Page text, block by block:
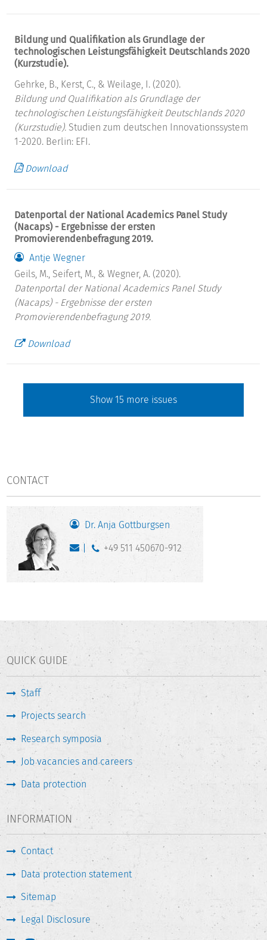
Bildung und Qualifikation als Grundlage der
technologischen Leistungsfähigkeit Deutschlands 2020
(Kurzstudie).
Gehrke, B., Kerst, C., & Weilage, I. (2020).
Bildung und Qualifikation als Grundlage der
technologischen Leistungsfähigkeit Deutschlands 2020
(Kurzstudie). Studien zum deutschen Innovationssystem
1-2020. Berlin: EFI.
Download
Datenportal der National Academics Panel Study
(Nacaps) - Ergebnisse der ersten
Promovierendenbefragung 2019.
Antje Wegner
Geils, M., Seifert, M., & Wegner, A. (2020).
Datenportal der National Academics Panel Study
(Nacaps) - Ergebnisse der ersten
Promovierendenbefragung 2019.
Download
Show 15 more issues
CONTACT
Dr. Anja Gottburgsen
+49 511 450670-912
QUICK GUIDE
Staff
Projects search
Research symposia
Job vacancies and careers
Data protection
INFORMATION
Contact
Data protection statement
Sitemap
Legal Disclosure